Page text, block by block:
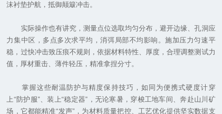
沫衬垫护航，抵御颠簸冲击。
实际操作也有讲究，测量点位选取均匀分布，避开边缘、孔洞应
力集中区，多点多次求平均，消弭局部不均影响。施加压力匀速平
稳，过快冲击致压痕不规则，依据材料特性、厚度，合理调整测试力
值，厚材重击、薄件轻压，精准拿捏分寸。
掌握这些耐温防护与精度保持技巧，如同为便携式硬度计穿
上“防护服”、装上“稳定器”，无论寒暑，穿梭工地车间、奔赴山川矿
场，它都能精准“发声”，为材料质量把控、工艺优化提供坚实数据支